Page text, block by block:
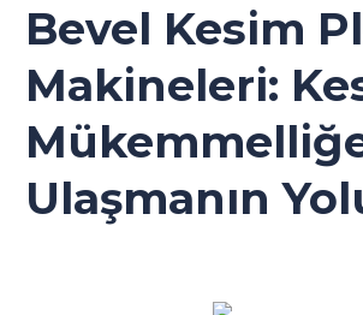
Bevel Kesim
Makineleri:
Ulaşmanın
Plazma
Makineleri:
Mükemmelliğe
Yolu